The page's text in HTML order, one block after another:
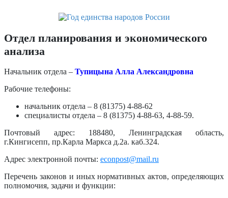
Отдел планирования и экономического
анализа
Начальник отдела – Тупицына Алла Александровна
Рабочие телефоны:
начальник отдела – 8 (81375) 4-88-62
специалисты отдела – 8 (81375) 4-88-63, 4-88-59.
Почтовый адрес: 188480, Ленинградская область,
г.Кингисепп, пр.Карла Маркса д.2а. каб.324.
Адрес электронной почты: econpost@mail.ru
Перечень законов и иных нормативных актов, определяющих
полномочия, задачи и функции: